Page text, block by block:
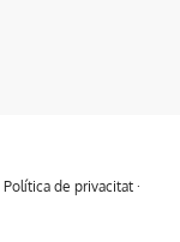
Política de privacitat·